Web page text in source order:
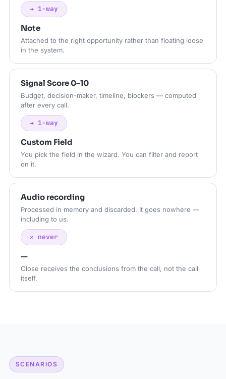
→ 1-way
Note
Attached to the right opportunity rather than floating loose
in the system.
Signal Score 0–10
Budget, decision-maker, timeline, blockers — computed
after every call.
→ 1-way
Custom Field
You pick the field in the wizard. You can filter and report
on it.
Audio recording
Processed in memory and discarded. It goes nowhere —
including to us.
✕ never
—
Close receives the conclusions from the call, not the call
itself.
SCENARIOS